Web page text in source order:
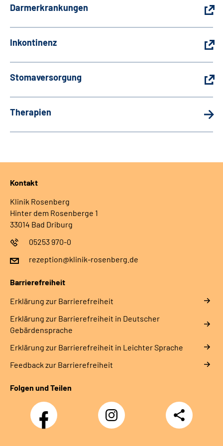
Darmerkrankungen
Inkontinenz
Stomaversorgung
Therapien
Kontakt
Klinik Rosenberg
Hinter dem Rosenberge 1
33014 Bad Driburg
05253 970-0
rezeption@klinik-rosenberg.de
Barrierefreiheit
Erklärung zur Barrierefreiheit
Erklärung zur Barrierefreiheit in Deutscher
Gebärdensprache
Erklärung zur Barrierefreiheit in Leichter Sprache
Feedback zur Barrierefreiheit
Folgen und Teilen
Facebook Instagram
Teilen